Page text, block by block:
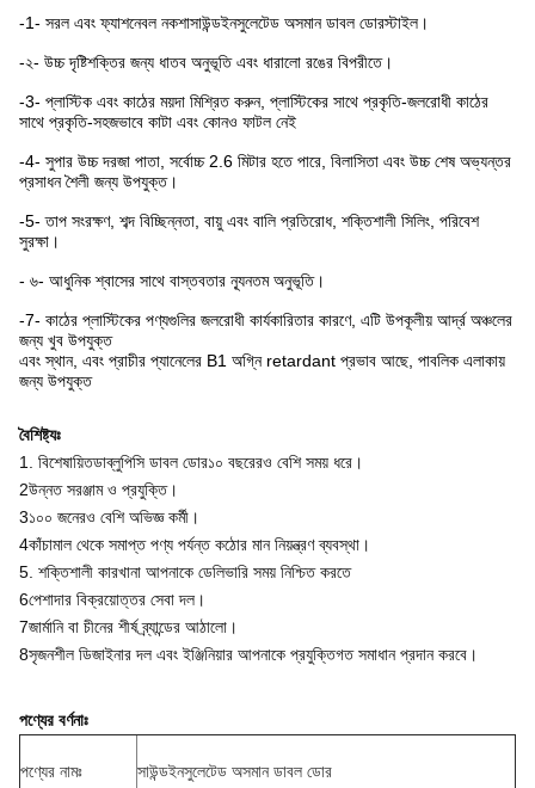
-1- সরল এবং ফ্যাশনেবল নকশাসাউন্ডইনসুলেটেড অসমান ডাবল ডোরস্টাইল।
-২- উচ্চ দৃষ্টিশক্তির জন্য ধাতব অনুভূতি এবং ধারালো রঙের বিপরীতে।
-3- প্লাস্টিক এবং কাঠের ময়দা মিশ্রিত করুন, প্লাস্টিকের সাথে প্রকৃতি-জলরোধী কাঠের
সাথে প্রকৃতি-সহজভাবে কাটা এবং কোনও ফাটল নেই
-4- সুপার উচ্চ দরজা পাতা, সর্বোচ্চ 2.6 মিটার হতে পারে, বিলাসিতা এবং উচ্চ শেষ অভ্যন্তর
প্রসাধন শৈলী জন্য উপযুক্ত।
-5- তাপ সংরক্ষণ, শব্দ বিচ্ছিন্নতা, বায়ু এবং বালি প্রতিরোধ, শক্তিশালী সিলিং, পরিবেশ
সুরক্ষা।
- ৬- আধুনিক শ্বাসের সাথে বাস্তবতার ন্যূনতম অনুভূতি।
-7- কাঠের প্লাস্টিকের পণ্যগুলির জলরোধী কার্যকারিতার কারণে, এটি উপকূলীয় আর্দ্র অঞ্চলের
জন্য খুব উপযুক্ত
এবং স্থান, এবং প্রাচীর প্যানেলের B1 অগ্নি retardant প্রভাব আছে, পাবলিক এলাকায়
জন্য উপযুক্ত
বৈশিষ্ট্যঃ
1. বিশেষায়িতডাব্লুপিসি ডাবল ডোর১০ বছরেরও বেশি সময় ধরে।
2উন্নত সরঞ্জাম ও প্রযুক্তি।
3১০০ জনেরও বেশি অভিজ্ঞ কর্মী।
4কাঁচামাল থেকে সমাপ্ত পণ্য পর্যন্ত কঠোর মান নিয়ন্ত্রণ ব্যবস্থা।
5. শক্তিশালী কারখানা আপনাকে ডেলিভারি সময় নিশ্চিত করতে
6পেশাদার বিক্রয়োত্তর সেবা দল।
7জার্মানি বা চীনের শীর্ষ ব্র্যান্ডের আঠালো।
8সৃজনশীল ডিজাইনার দল এবং ইঞ্জিনিয়ার আপনাকে প্রযুক্তিগত সমাধান প্রদান করবে।
পণ্যের বর্ণনাঃ
পণ্যের নামঃ সাউন্ডইনসুলেটেড অসমান ডাবল ডোর